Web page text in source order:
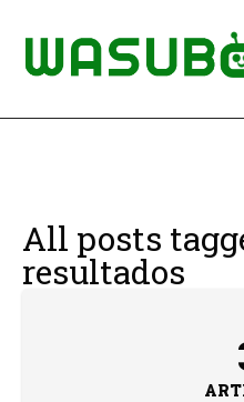
All posts
resultados